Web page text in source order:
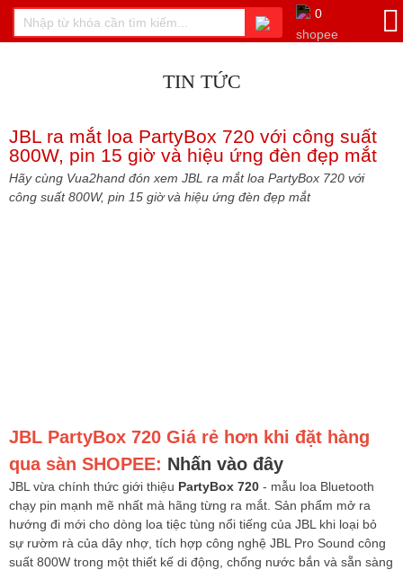
0
TIN TỨC
JBL ra mắt loa PartyBox 720 với công suất
800W, pin 15 giờ và hiệu ứng đèn đẹp mắt
Hãy cùng Vua2hand đón xem JBL ra mắt loa PartyBox 720 với
công suất 800W, pin 15 giờ và hiệu ứng đèn đẹp mắt
JBL PartyBox 720 Giá rẻ hơn khi đặt hàng
qua sàn SHOPEE: Nhấn vào đây
JBL vừa chính thức giới thiệu PartyBox 720 - mẫu loa Bluetooth
chạy pin mạnh mẽ nhất mà hãng từng ra mắt. Sản phẩm mở ra
hướng đi mới cho dòng loa tiệc tùng nổi tiếng của JBL khi loại bỏ
sự rườm rà của dây nhợ, tích hợp công nghệ JBL Pro Sound công
suất 800W trong một thiết kế di động, chống nước bắn và sẵn sàng